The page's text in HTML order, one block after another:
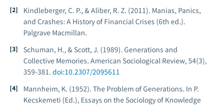
Kindleberger, C. P., & Aliber, R. Z. (2011). Manias, Panics,
and Crashes: A History of Financial Crises (6th ed.).
Palgrave Macmillan.
Schuman, H., & Scott, J. (1989). Generations and
Collective Memories. American Sociological Review, 54(3),
359-381. doi:10.2307/2095611
Mannheim, K. (1952). The Problem of Generations. In P.
Kecskemeti (Ed.), Essays on the Sociology of Knowledge